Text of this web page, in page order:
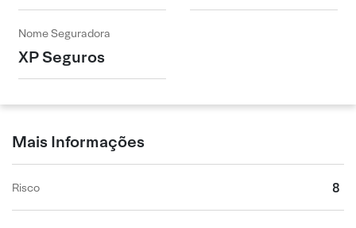
Nome Seguradora
XP Seguros
Mais Informações
Risco 8